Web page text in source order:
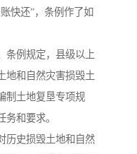
快还”，条例作了如
条例规定，县级以上
地和自然灾害损毁土
制土地复垦专项规
和要求。
历史损毁土地和自然